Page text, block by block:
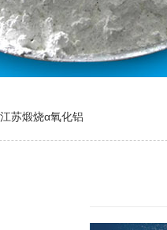
江苏煅烧α氧化铝